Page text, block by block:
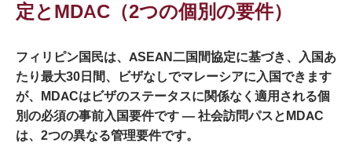
定とMDAC（2つの個別の要件）
フィリピン国民は、ASEAN二国間協定に基づき、入国あ
たり最大30日間、ビザなしでマレーシアに入国できます
が、MDACはビザのステータスに関係なく適用される個
別の必須の事前入国要件です — 社会訪問パスとMDAC
は、2つの異なる管理要件です。